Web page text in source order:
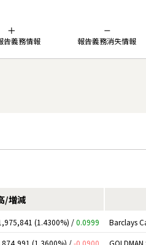
告義務情報 報告義務消失情報
/増減
(1.4300%) /0.0999 Barclays
(1.3600%) /-0.0900 GOLDMAN